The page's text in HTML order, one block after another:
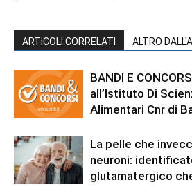
ARTICOLI CORRELATI ALTRO
BANDI E
all’Istituto Di
Alimentari Cnr di
La pelle che
neuroni:
glutamatergico